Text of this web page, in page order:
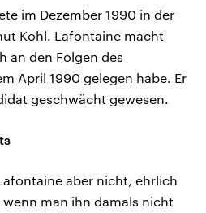
im Dezember 1990 in der
Kohl. Lafontaine macht
an den Folgen des
April 1990 gelegen habe. Er
geschwächt gewesen.
aber nicht, ehrlich
man ihn damals nicht